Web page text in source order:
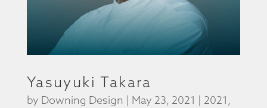
Yasuyuki Takara
by Downing Design | May 23, 2021 | 2021 ,